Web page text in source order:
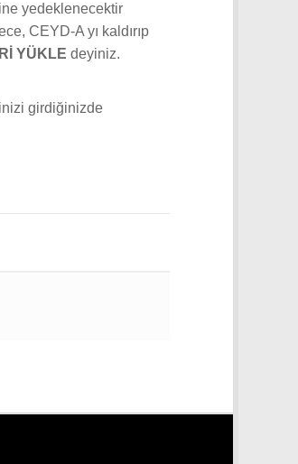
yedeklenecektir
CEYD-A yı kaldırıp
YÜKLE deyiniz.
girdiğinizde